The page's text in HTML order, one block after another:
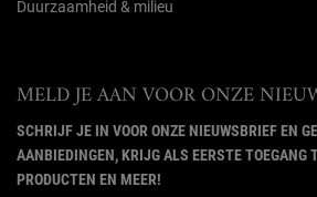
Duurzaamheid & milieu
MELD JE AAN VOOR ONZE
SCHRIJF JE IN VOOR ONZE NIEUWSBRIEF EN
AANBIEDINGEN, KRIJG ALS EERSTE TOEGANG
PRODUCTEN EN MEER!